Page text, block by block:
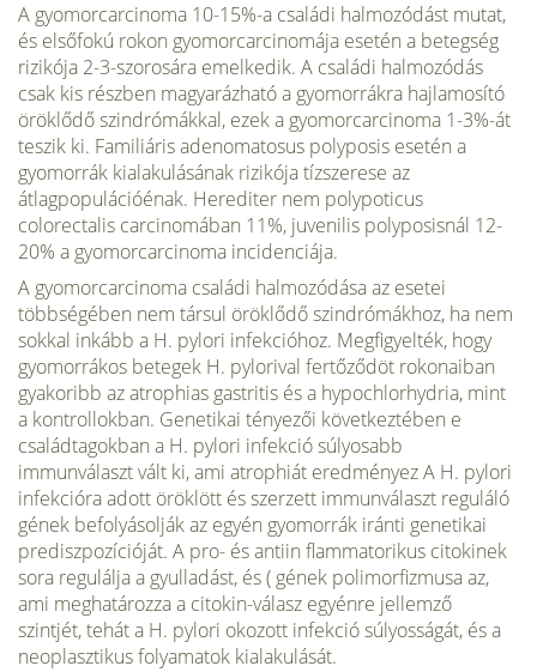
A gyomorcarcinoma 10-15%-a családi halmozódást mutat,
és elsőfokú rokon gyomorcarcinomája esetén a betegség
rizikója 2-3-szorosára emelkedik. A családi halmozódás
csak kis részben ma­gyarázható a gyomorrákra hajlamosító
öröklődő szind­rómákkal, ezek a gyomorcarcinoma 1-3%-át
teszik ki. Familiáris adenomatosus polyposis esetén a
gyomorrák kialakulásának rizikója tízszerese az
átlagpopulációé­nak. Herediter nem polypoticus
colorectalis carcinomában 11%, juvenilis polyposisnál 12-
20% a gyomorcarcinoma incidenciája.
A gyomorcarcinoma családi halmozódása az esetei
többségében nem társul öröklődő szindrómákhoz, ha nem
sokkal inkább a H. pylori infekcióhoz. Megfigyelték, hogy
gyomorrákos betegek H. pylorival fertőződöt rokonaiban
gyakoribb az atrophias gastritis és a hypochlorhydria, mint
a kontrollokban. Genetikai tényezői következtében e
családtagokban a H. pylori infekció súlyosabb
immunválaszt vált ki, ami atrophiát eredményez A H. pylori
infekcióra adott öröklött és szerzett immunválaszt reguláló
gének befolyásolják az egyén gyomorrák iránti genetikai
prediszpozícióját. A pro- és antiin flammatorikus citokinek
sora regulálja a gyulladást, és ( gének polimorfizmusa az,
ami meghatározza a citokin-válasz egyénre jellemző
szintjét, tehát a H. pylori okozott infekció súlyosságát, és a
neoplasztikus folyamatok kiala­kulását.